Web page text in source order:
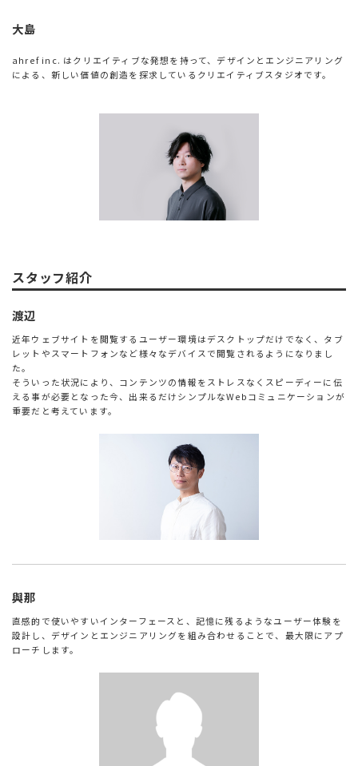
大島
ahref inc. はクリエイティブな発想を持って、デザインとエンジニアリング
による、新しい価値の創造を探求しているクリエイティブスタジオです。
スタッフ紹介
渡辺
近年ウェブサイトを閲覧するユーザー環境はデスクトップだけでなく、タブ
レットやスマートフォンなど様々なデバイスで閲覧されるようになりまし
た。
そういった状況により、コンテンツの情報をストレスなくスピーディーに伝
える事が必要となった今、出来るだけシンプルなWebコミュニケーションが
重要だと考えています。
與那
直感的で使いやすいインターフェースと、記憶に残るようなユーザー体験を
設計し、デザインとエンジニアリングを組み合わせることで、最大限にアプ
ローチします。